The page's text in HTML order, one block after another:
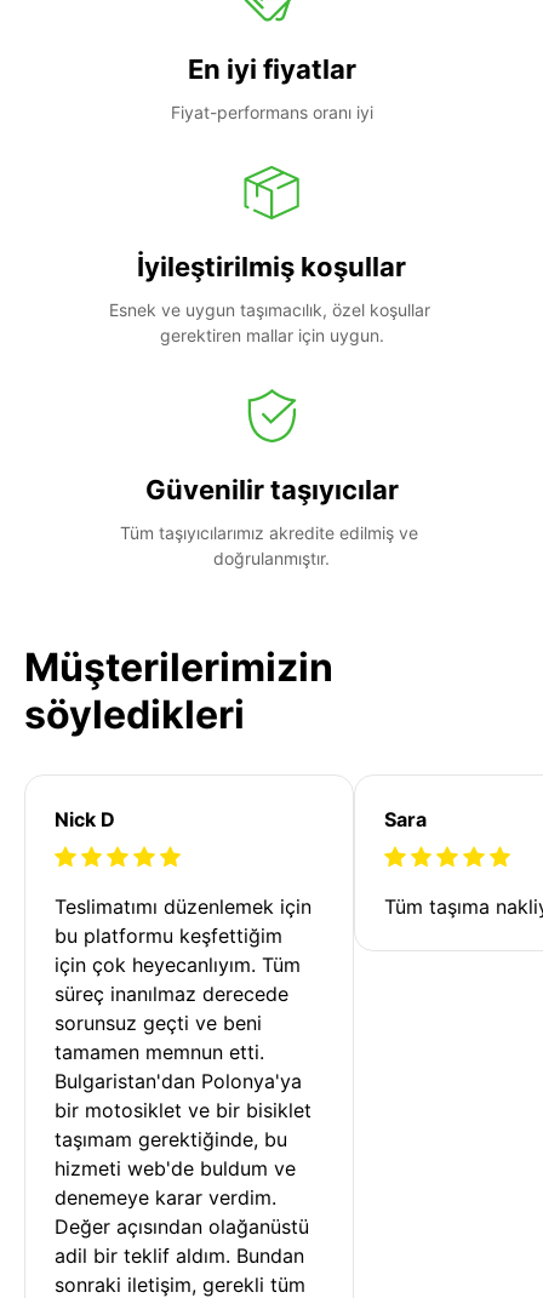
En iyi fiyatlar
Fiyat-performans oranı iyi
İyileştirilmiş koşullar
Esnek ve uygun taşımacılık, özel koşullar
gerektiren mallar için uygun.
Güvenilir taşıyıcılar
Tüm taşıyıcılarımız akredite edilmiş ve
doğrulanmıştır.
Müşterilerimizin
söyledikleri
Nick D
Teslimatımı düzenlemek için
bu platformu keşfettiğim
için çok heyecanlıyım. Tüm
süreç inanılmaz derecede
sorunsuz geçti ve beni
tamamen memnun etti.
Bulgaristan'dan Polonya'ya
bir motosiklet ve bir bisiklet
taşımam gerektiğinde, bu
hizmeti web'de buldum ve
denemeye karar verdim.
Değer açısından olağanüstü
adil bir teklif aldım. Bundan
sonraki iletişim, gerekli tüm
Sara
Tüm taşıma